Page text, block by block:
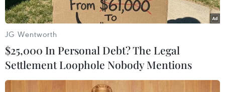
#bắn hạ #UAV #tấn công
#biên giới
Nga
JG Wentworth
$25,000 In Personal Debt? The Legal
Settlement Loophole Nobody Mentions